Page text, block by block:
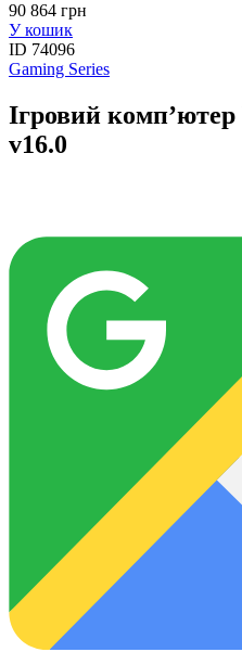
90 864 грн
У кошик
ID 74096
Gaming Series
Ігровий
v16.0